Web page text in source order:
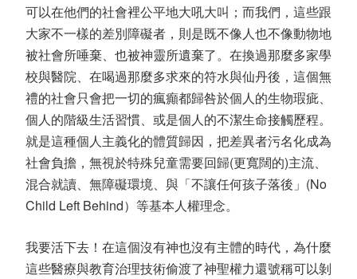
可以在他們的社會裡公平地大吼大叫；而我們，這些跟
大家不一樣的差別障礙者，則是既不像人也不像動物地
被社會所唾棄、也被神靈所遺棄了。在換過那麼多家學
校與醫院、在喝過那麼多求來的符水與仙丹後，這個無
禮的社會只會把一切的瘋癲都歸咎於個人的生物瑕疵、
個人的階級生活習慣、或是個人的不潔生命接觸歷程。
就是這種個人主義化的體質歸因，把差異者污名化成為
社會負擔，無視於特殊兒童需要回歸(更寬闊的)主流、
混合就讀、無障礙環境、與「不讓任何孩子落後」(No
Child Left Behind）等基本人權理念。
我要活下去！在這個沒有神也沒有主體的時代，為什麼
這些醫療與教育治理技術偷渡了神聖權力還號稱可以剝